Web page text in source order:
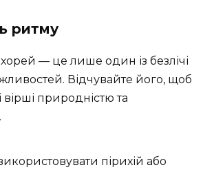
ритму
— це лише один із безлічі
Відчувайте його, щоб
вірші природністю та
пірихій або